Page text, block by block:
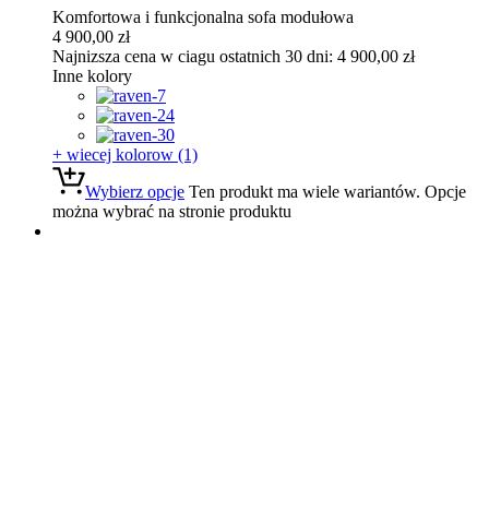
Komfortowa i funkcjonalna sofa modułowa
4 900,00 zł
Najnizsza cena w ciagu ostatnich 30 dni: 4 900,00 zł
Inne kolory
+ wiecej kolorow (1)
Wybierz opcje Ten produkt ma wiele wariantów. Opcje
można wybrać na stronie produktu